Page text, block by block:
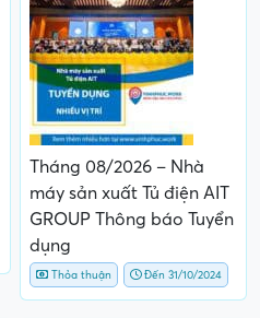
Tháng 08/2026 – Nhà
máy sản xuất Tủ điện AIT
GROUP Thông báo Tuyển
dụng
Thỏa thuận Đến 31/10/2024